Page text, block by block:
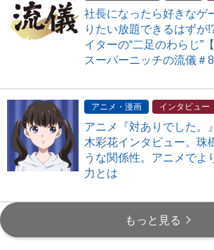
社長になったら好きなゲ
りたい放題できるはずが
イターの“二足のわらじ”
スーパーニッチの流儀＃8
アニメ・漫画 インタビュー
アニメ『対ありでした。
木彩花インタビュー。珠
うな関係性。アニメでよ
力とは
もっと見る